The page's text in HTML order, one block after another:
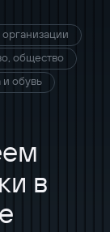
общество
обувь
в